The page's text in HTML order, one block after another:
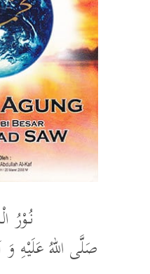
نُوْرُ
صَلَّى اللهُ